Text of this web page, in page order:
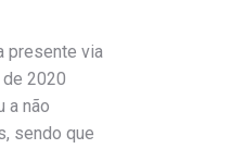
presente via
2020
a não
sendo que